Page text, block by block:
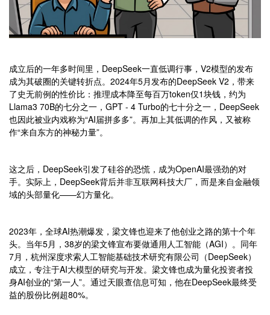
成立后的一年多时间里，DeepSeek一直低调行事，V2模型的发布
成为其破圈的关键转折点。2024年5月发布的DeepSeek V2，带来
了史无前例的性价比：推理成本降至每百万token仅1块钱，约为
Llama3 70B的七分之一，GPT - 4 Turbo的七十分之一，DeepSeek
也因此被业内戏称为“AI届拼多多”。再加上其低调的作风，又被称
作“来自东方的神秘力量”。
这之后，DeepSeek引发了硅谷的恐慌，成为OpenAI最强劲的对
手。实际上，DeepSeek背后并非互联网科技大厂，而是来自金融领
域的头部量化——幻方量化。
2023年，全球AI热潮爆发，梁文锋也迎来了他创业之路的第十个年
头。当年5月，38岁的梁文锋宣布要做通用人工智能（AGI）。同年
7月，杭州深度求索人工智能基础技术研究有限公司（DeepSeek）
成立，专注于AI大模型的研究与开发。梁文锋也成为量化投资者投
身AI创业的“第一人”。通过天眼查信息可知，他在DeepSeek最终受
益的股份比例超80%。